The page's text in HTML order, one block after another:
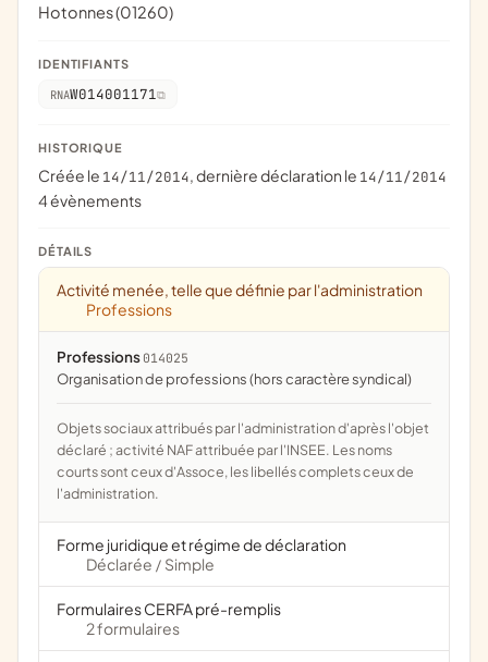
Hotonnes (01260)
IDENTIFIANTS
RNAW014001171
HISTORIQUE
Créée le 14/11/2014, dernière déclaration le 14/11/2014
4 évènements
DÉTAILS
Activité menée, telle que définie par l'administration
Professions
Professions 014025
organisation de professions (hors caractère syndical)
Objets sociaux attribués par l'administration d'après l'objet
déclaré ; activité NAF attribuée par l'INSEE. Les noms
courts sont ceux d'Assoce, les libellés complets ceux de
l'administration.
Forme juridique et régime de déclaration
Déclarée / Simple
Formulaires CERFA pré-remplis
2 formulaires